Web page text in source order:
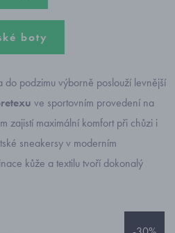
boty
podzimu výborně poslouží levnější
ve sportovním provedení na
zajistí maximální komfort při chůzi i
sneakersy v moderním
kůže a textilu tvoří dokonalý